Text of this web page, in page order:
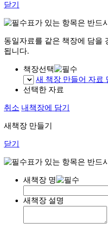
닫기
표가 있는 항목은 반드
동일자료를 같은 책장에 담을
됩니다.
책장선택
새 책장 만들어 자료
선택한 자료
취소 내책장에 담기
새책장 만들기
닫기
표가 있는 항목은 반드
새책장 명
새책장 설명